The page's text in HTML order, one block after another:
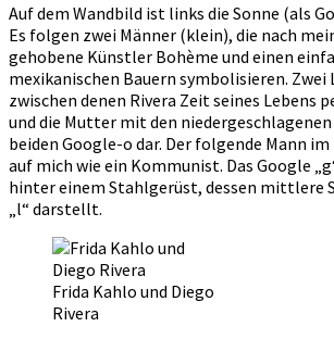
Auf dem Wandbild ist links die Sonne (als
Es folgen zwei Männer (klein), die nach
gehobene Künstler Bohème und einen
mexikanischen Bauern symbolisieren. Zwei
zwischen denen Rivera Zeit seines Lebens
und die Mutter mit den
beiden Google-o dar. Der folgende Mann
auf mich wie ein Kommunist. Das Google
hinter einem Stahlgerüst, dessen mittlere
„l“ darstellt.
Frida Kahlo und Diego
Rivera